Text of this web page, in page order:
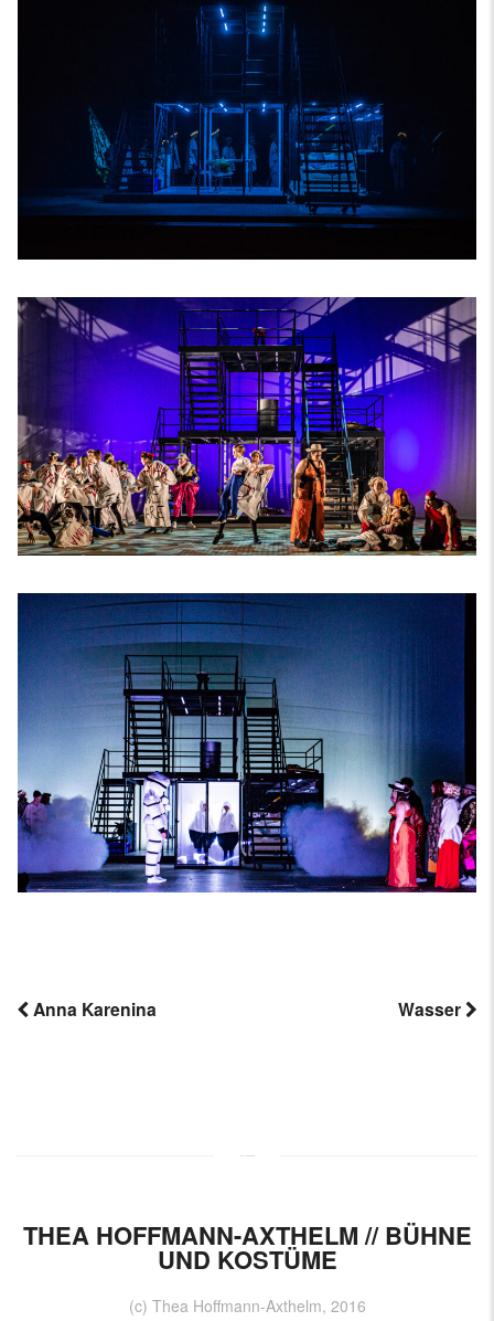
Anna Karenina Wasser
THEA HOFFMANN-AXTHELM // BÜHNE
UND KOSTÜME
(c) Thea Hoffmann-Axthelm, 2016